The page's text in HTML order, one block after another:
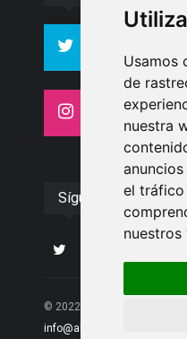
Usamos
de
nuestra
el tráfico
nuestros
Seguidores
4413
Seguidores
Síguenos
© 2022 Albolote Información